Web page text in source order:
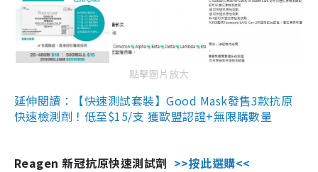
點擊圖片放大
延伸閱讀：【快速測試套裝】Good Mask發售3款抗原
快速檢測劑！低至$15/支 獲歐盟認證+無限購數量
Reagen 新冠抗原快速測試劑 >>按此選購<<